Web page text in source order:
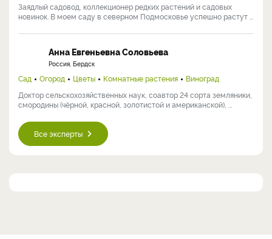
Заядлый садовод, коллекционер редких растений и садовых
новинок. В моем саду в северном Подмосковье успешно растут ...
Анна Евгеньевна Соловьева
Россия, Бердск
Сад Огород Цветы Комнатные растения
Виноград
Доктор сельскохозяйственных наук, соавтор 24 сорта земляники,
смородины (чёрной, красной, золотистой и американской), ...
Все эксперты